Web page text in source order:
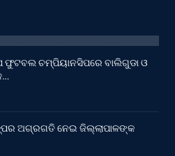
ଫୁଟବଲ ଚମ୍ପିୟାନସିପରେ ବାଲିଗୁଡା ଓ
ଅଗ୍ରଗତି ନେଇ ଜିଲ୍ଲାପାଳଙ୍କ